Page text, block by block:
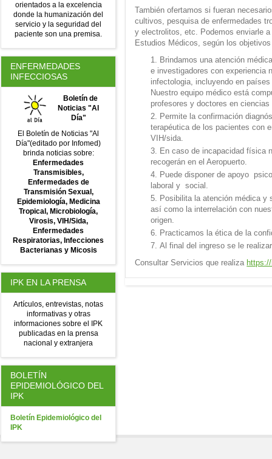
También ofertamos si fueran
cultivos, pesquisa de enfermedades
y electrolitos, etc. Podemos enviarle
Estudios Médicos, según los
Brindamos una atención
e investigadores con experiencia
infectologia, incluyendo en
Nuestro equipo médico está
profesores y doctores en
Permite la confirmación
terapéutica de los pacientes con
VIH/sida.
En caso de incapacidad física
recogerán en el Aeropuerto.
Puede disponer de apoyo
laboral y social.
Posibilita la atención médica y
así como la interrelación con
origen.
Practicamos la ética de la
Al final del ingreso se le
Consultar Servicios que realiza
orientados a la excelencia
donde la humanización del
servicio y la seguridad del
paciente son una premisa.
ENFERMEDADES
INFECCIOSAS
Boletín de
Noticias "Al
Día"
El Boletín de Noticias "Al
Día"(editado por Infomed)
brinda noticias sobre:
Enfermedades
Transmisibles,
Enfermedades de
Transmisión Sexual,
Epidemiología, Medicina
Tropical, Microbiología,
Virosis, VIH/Sida,
Enfermedades
Respiratorias, Infecciones
Bacterianas y Micosis
IPK EN LA PRENSA
Artículos, entrevistas, notas
informativas y otras
informaciones sobre el IPK
publicadas en la prensa
nacional y extranjera
BOLETÍN
EPIDEMIOLÓGICO DEL
IPK
Boletín Epidemiológico del
IPK